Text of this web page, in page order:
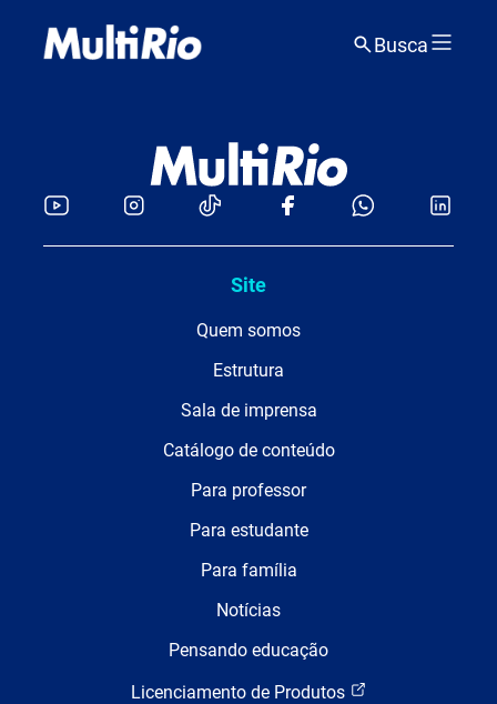
Busca
Site
Quem somos
Estrutura
Sala de imprensa
Catálogo de conteúdo
Para professor
Para estudante
Para família
Notícias
Pensando educação
Licenciamento de Produtos